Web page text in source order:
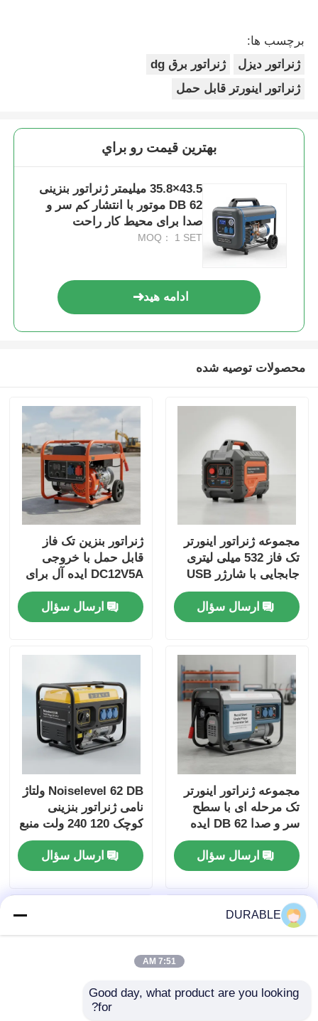
برچسب ها:
ژنراتور دیزل
ژنراتور برق dg
ژنراتور اینورتر قابل حمل
بهترين قيمت رو براي
43.5×35.8 میلیمتر ژنراتور بنزینی
62 DB موتور با انتشار کم سر و
صدا برای محیط کار راحت
MOQ： 1 SET
ادامه هید
محصولات توصیه شده
مجموعه ژنراتور اینورتر
تک فاز 532 میلی لیتری
جابجایی با شارژر USB
DC5V1A منبع انرژی
برای پشتیبان گیری
اضطراری
ارسال سؤال
ژنراتور بنزین تک فاز
قابل حمل با خروجی
DC12V5A ایده آل برای
سایت های کار در فضای
باز و پشتیبان قدرت
اضطراری
ارسال سؤال
مجموعه ژنراتور اینورتر
تک مرحله ای با سطح
سر و صدا 62 DB ایده
آل برای ساخت و ساز و
برق اضطراریارسال سؤال
Noiselevel 62 DB ولتاژ
نامی ژنراتور بنزینی
کوچک 120 240 ولت منبع
انرژی برای رویدادهای
خارج از منزل و موقعیت
های اضطراری
ارسال سؤال
DURABLE
7:51 AM
Good day, what product are you looking
for?